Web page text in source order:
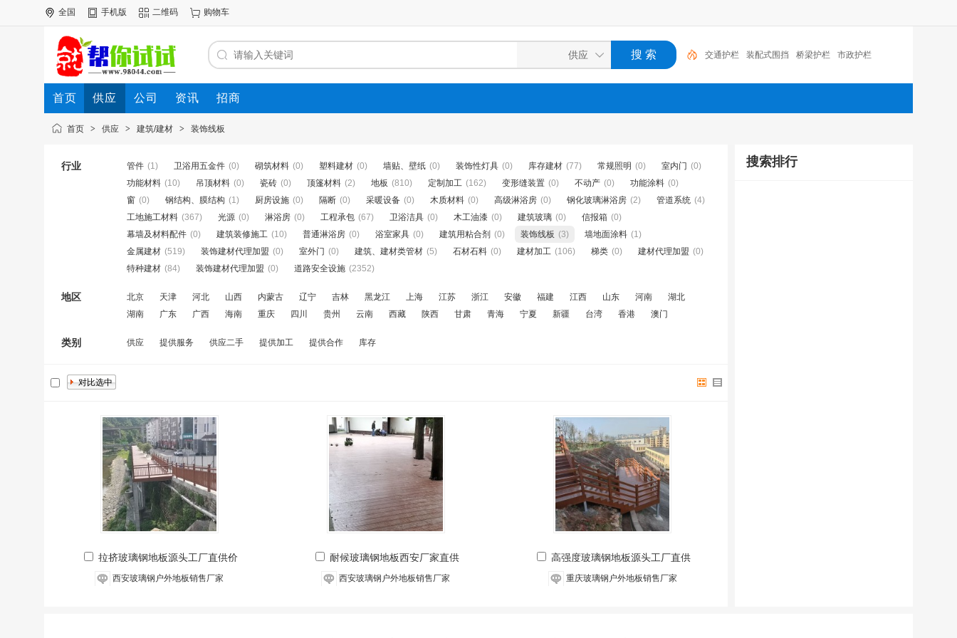
全国 手机版 二维码 购物车
交通护栏 装配式围挡 桥梁护栏 市政护栏
首页 供应 公司 资讯 招商
首页 > 供应 > 建筑/建材 > 装饰线板
行业 管件 (1) 卫浴用五金件 (0) 砌筑材料 (0) 塑料建材 (0) 墙贴、壁纸 (0) 装饰性灯具 (0) 库存建材 (77) 常规照明 (0) 室内门 (0)
功能材料 (10) 吊顶材料 (0) 瓷砖 (0) 顶篷材料 (2) 地板 (810) 定制加工 (162) 变形缝装置 (0) 不动产 (0) 功能涂料 (0)
窗 (0) 钢结构、膜结构 (1) 厨房设施 (0) 隔断 (0) 采暖设备 (0) 木质材料 (0) 高级淋浴房 (0) 钢化玻璃淋浴房 (2) 管道系统 (4)
工地施工材料 (367) 光源 (0) 淋浴房 (0) 工程承包 (67) 卫浴洁具 (0) 木工油漆 (0) 建筑玻璃 (0) 信报箱 (0)
幕墙及材料配件 (0) 建筑装修施工 (10) 普通淋浴房 (0) 浴室家具 (0) 建筑用粘合剂 (0) 装饰线板 (3) 墙地面涂料 (1)
金属建材 (519) 装饰建材代理加盟 (0) 室外门 (0) 建筑、建材类管材 (5) 石材石料 (0) 建材加工 (106) 梯类 (0) 建材代理加盟 (0)
特种建材 (84) 装饰建材代理加盟 (0) 道路安全设施 (2352)
地区 北京 天津 河北 山西 内蒙古 辽宁 吉林 黑龙江 上海 江苏 浙江 安徽 福建 江西 山东 河南
湖北
湖南
广东 广西 海南 重庆 四川 贵州 云南 西藏 陕西 甘肃 青海 宁夏 新疆 台湾 香港 澳门
类别 供应 提供服务 供应二手 提供加工 提供合作 库存
拉挤玻璃钢地板源头工厂直供价
西安玻璃钢户外地板销售厂家
耐候玻璃钢地板西安厂家直供
西安玻璃钢户外地板销售厂家
高强度玻璃钢地板源头工厂直供
重庆玻璃钢户外地板销售厂家
搜索排行